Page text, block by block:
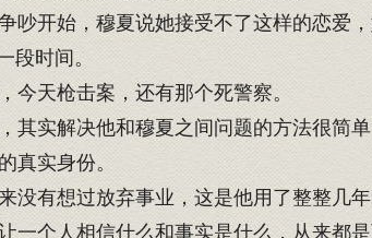
吵开始，穆夏说她接受不了这样的恋爱
段时间。
今天枪击案，还有那个死警察。
其实解决他和穆夏之间问题的方法很简
真实身份。
没有想过放弃事业，这是他用了整整几
一个人相信什么和事实是什么，从来都是